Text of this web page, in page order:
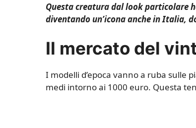
Questa creatura dal look particolare
diventando un’icona anche in Italia,
Il mercato del
I modelli d’epoca vanno a ruba sulle
medi intorno ai 1000 euro. Questa